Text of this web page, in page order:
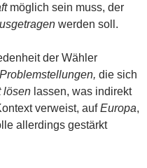
möglich sein muss, der
werden soll.
der Wähler
die sich
lösen lassen, was indirekt
verweist, aufEuropa,
allerdings gestärkt